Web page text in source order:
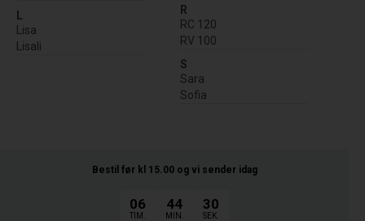
L
Lisa
Lisali
R
RC 120
RV 100
S
Sara
Sofia
Bestil før kl 15.00 og vi sender idag
06
TIM.
44
MIN.
29
SEK.